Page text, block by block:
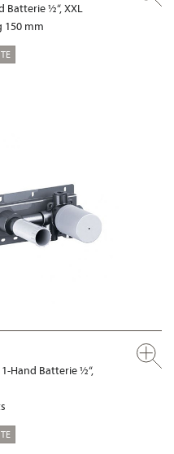
Batterie ½“, XXL
150 mm
Hand Batterie ½“,